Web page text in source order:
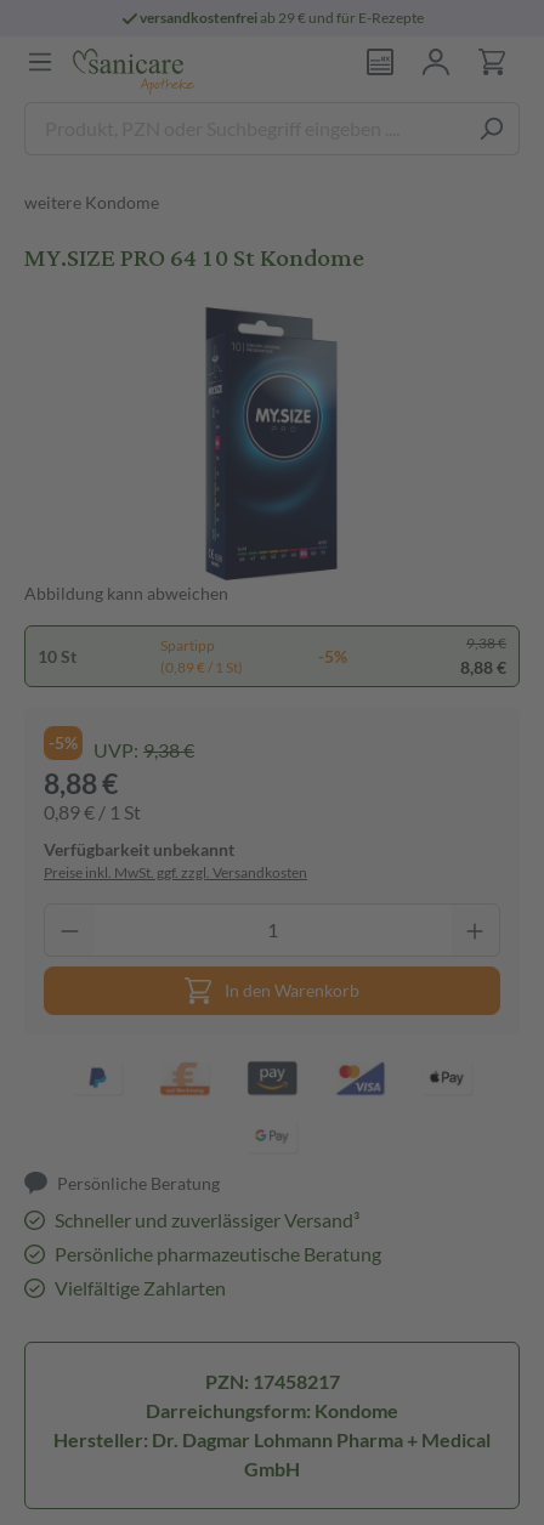
versandkostenfreiab 29 € und für E-Rezepte
weitere Kondome
MY.SIZE PRO 64 10 St Kondome
Abbildung kann abweichen
10 St
Spartipp
(0,89 € / 1 St)
-5%
9,38 €
8,88 €
-5% UVP: 9,38 €
8,88 €
0,89 € / 1 St
Verfügbarkeit unbekannt
Preise inkl. MwSt. ggf. zzgl. Versandkosten
In den Warenkorb
Persönliche Beratung
Schneller und zuverlässiger Versand³
Persönliche pharmazeutische Beratung
Vielfältige Zahlarten
PZN: 17458217
Darreichungsform: Kondome
Hersteller: Dr. Dagmar Lohmann Pharma + Medical
GmbH